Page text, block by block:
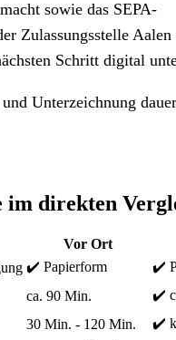
sowie das SEPA-
Zulassungsstelle
Schritt digital
Unterzeichnung
im direkten
Vor Ort
✔️ Papierform
✔️
ca. 90 Min.
✔️
30 Min. - 120 Min. ✔️